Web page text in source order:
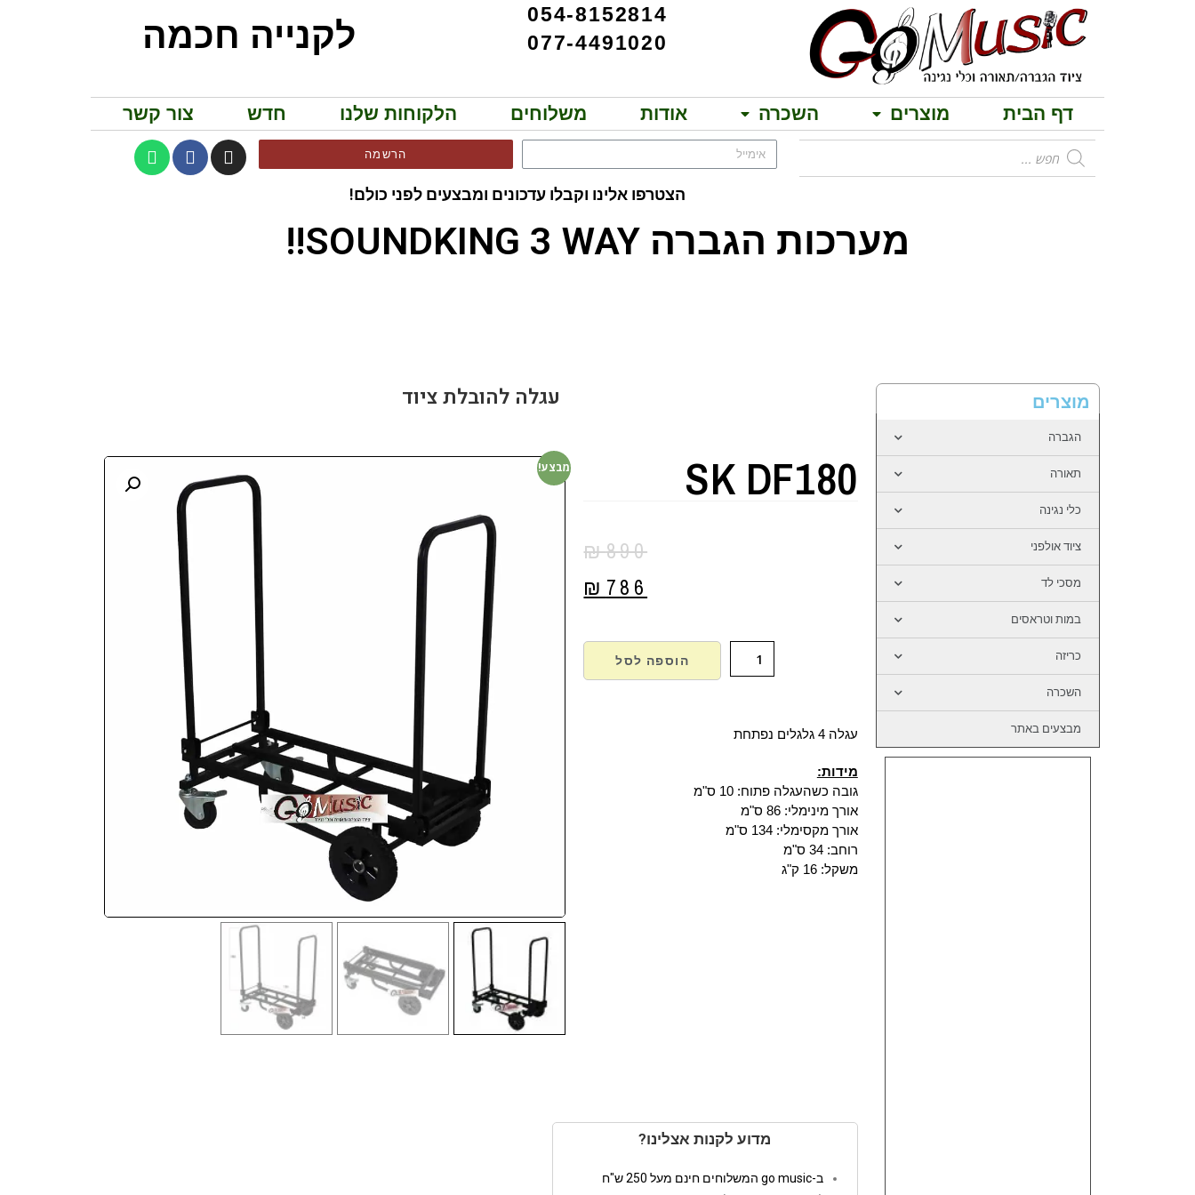
054-8152814
077-4491020
לקנייה חכמה
דף הבית מוצרים השכרה אודות משלוחים הלקוחות שלנו חדש צור קשר
הרשמה
הצטרפו אלינו וקבלו עדכונים ומבצעים לפני כולם!
מערכות הגברה SOUNDKING 3 WAY!!
מוצרים
הגברה
תאורה
כלי נגינה
ציוד אולפני
מסכי לד
במות וטראסים
כריזה
השכרה
מבצעים באתר
עגלה להובלת ציוד
SK DF180
₪890
₪ 786
הוספה לסל
עגלה 4 גלגלים נפתחת
מידות:
גובה כשהעגלה פתוח: 10 ס"מ
אורך מינימלי: 86 ס"מ
אורך מקסימלי: 134 ס"מ
רוחב: 34 ס"מ
משקל: 16 ק"ג
מבצע!
מדוע לקנות אצלינו?
ב-go music המשלוחים חינם מעל 250 ש"ח